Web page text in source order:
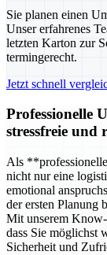
Sie planen einen
Unser erfahrenes
letzten Karton zur
termingerecht.
Jetzt schnell
Professionelle
stressfreie und
Als
nicht nur eine
emotional
der ersten Planung
Mit unserem
dass Sie möglichst
Sicherheit und